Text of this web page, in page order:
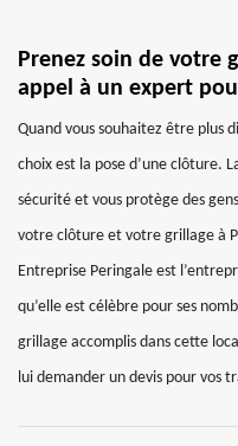
Prenez soin de votre
appel à un expert
Quand vous souhaitez être plus
choix est la pose d’une clôture.
sécurité et vous protège des
votre clôture et votre grillage à
Entreprise Peringale est
qu’elle est célèbre pour ses
grillage accomplis dans cette
lui demander un devis pour vos